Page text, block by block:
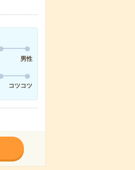
男性
コツコツ